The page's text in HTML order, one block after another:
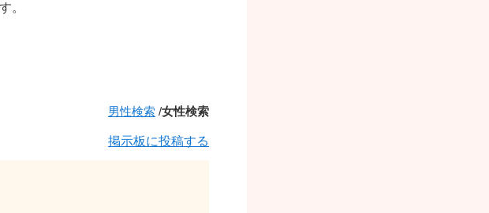
。
男性検索 /女性検索
掲示板に投稿する